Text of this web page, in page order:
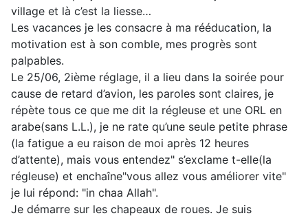
village et là c’est la liesse…
Les vacances je les consacre à ma rééducation, la
motivation est à son comble, mes progrès sont
palpables.
Le 25/06, 2ième réglage, il a lieu dans la soirée pour
cause de retard d’avion, les paroles sont claires, je
répète tous ce que me dit la régleuse et une ORL en
arabe(sans L.L.), je ne rate qu’une seule petite phrase
(la fatigue a eu raison de moi après 12 heures
d’attente), mais vous entendez" s’exclame t-elle(la
régleuse) et enchaîne"vous allez vous améliorer vite"
je lui répond: "in chaa Allah".
Je démarre sur les chapeaux de roues. Je suis